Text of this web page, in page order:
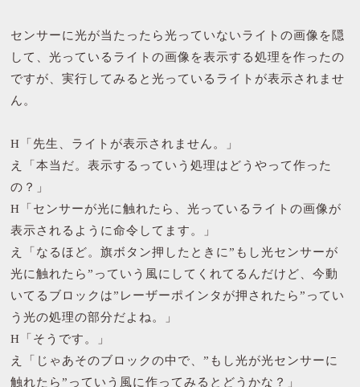
センサーに光が当たったら光っていないライトの画像を隠
して、光っているライトの画像を表示する処理を作ったの
ですが、実行してみると光っているライトが表示されませ
ん。
H「先生、ライトが表示されません。」
え「本当だ。表示するっていう処理はどうやって作った
の？」
H「センサーが光に触れたら、光っているライトの画像が
表示されるように命令してます。」
え「なるほど。旗ボタン押したときに”もし光センサーが
光に触れたら”っていう風にしてくれてるんだけど、今動
いてるブロックは”レーザーポインタが押されたら”ってい
う光の処理の部分だよね。」
H「そうです。」
え「じゃあそのブロックの中で、”もし光が光センサーに
触れたら”っていう風に作ってみるとどうかな？」